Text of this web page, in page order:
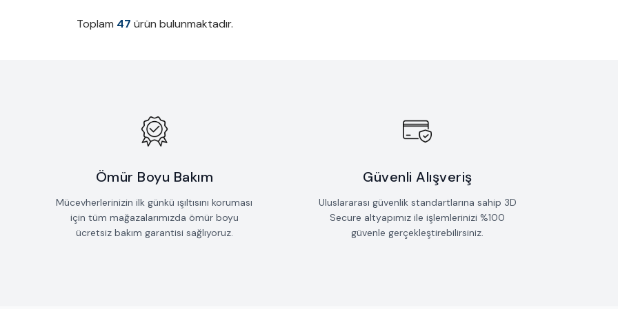
Toplam 47 ürün bulunmaktadır.
Ömür Boyu Bakım
Mücevherlerinizin ilk günkü ışıltısını koruması
için tüm mağazalarımızda ömür boyu
ücretsiz bakım garantisi sağlıyoruz.
Güvenli Alışveriş
Uluslararası güvenlik standartlarına sahip 3D
Secure altyapımız ile işlemlerinizi %100
güvenle gerçekleştirebilirsiniz.